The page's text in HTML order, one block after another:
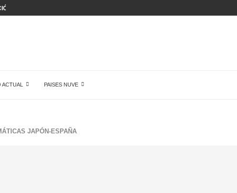
ACTUAL PAISES NUVE
JAPÓN-ESPAÑA